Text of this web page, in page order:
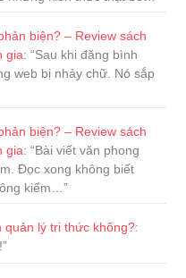
biện? – Review sách
gia: “Sau khi đăng bình
web bị nhảy chữ. Nó sắp
biện? – Review sách
gia: “Bài viết văn phong
Đọc xong không biết
kiểm…”
quản lý tri thức không?:
”